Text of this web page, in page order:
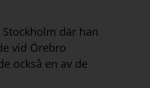
där han
vid Örebro
också en av de